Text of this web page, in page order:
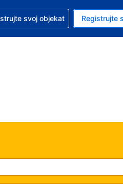
valuta je dinar
trenutni jezik je Srpskom
pomoć u vezi sa rezervacijom
svoj objekat Registrujte